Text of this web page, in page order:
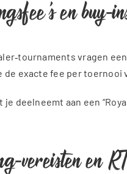
en
vragen
de exacte fee per
je deelneemt aan een
en